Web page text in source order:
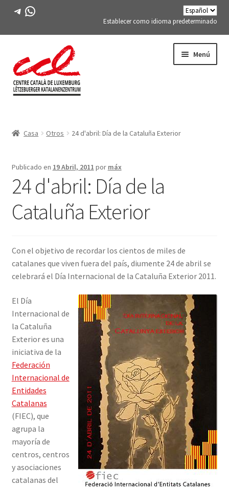
Telegrama
WhatsApp
Establecer como idioma predeterminado
la
navegación
al
contenido
Menú
ACTIVIDADES
CURSOS
MIEMBROS DE FES-TE
LIBRO
INICIAR SESIÓN
Casa Otros 24d'abril: Día de la Cataluña Exterior
Publicado en 19 Abril, 2011 por máx
24d'abril: Día de la
Cataluña Exterior
Con el objetivo de recordar los cientos de miles de
catalanes que viven fuera del país, diumente 24 de abril se
celebrará el Día Internacional de la Cataluña Exterior 2011.
El Día
Internacional de
la Cataluña
Exterior es una
iniciativa de la
Federación
Internacional de
Entidades
Catalanas
(FIEC), que
agrupa la
mayoría de
centros, centros
y asociaciones
catalanas del